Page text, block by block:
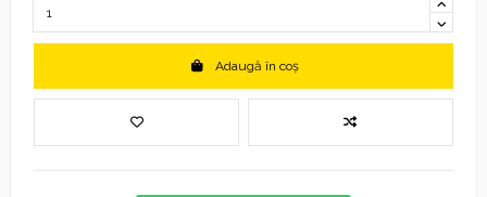
Adaugă în coș